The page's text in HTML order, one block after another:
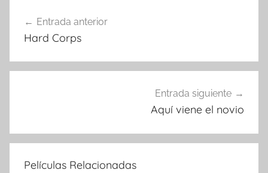
Navegación
de
entradas
Entrada anterior
Hard Corps
Entrada siguiente
Aquí viene el novio
Películas Relacionadas